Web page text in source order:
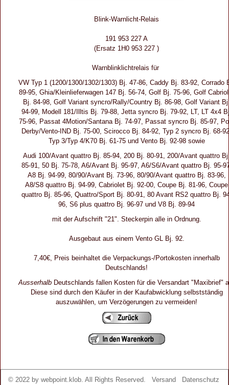
Blink-Warnlicht-Relais
191 953 227 A
(Ersatz 1H0 953 227 )
Warnblinklichtrelais für
VW Typ 1 (1200/1300/1302/1303) Bj. 47-86, Caddy Bj. 83-92, Corrado
89-95, Ghia/Kleinlieferwagen 147 Bj. 56-74, Golf Bj. 75-96, Golf
Bj. 84-98, Golf Variant syncro/Rally/Country Bj. 86-98, Golf Variant
94-99, Modell 181/Illtis Bj. 79-88, Jetta syncro Bj. 79-92, LT, LT 4x4
75-96, Passat 4Motion/Santana Bj. 74-97, Passat syncro Bj. 85-97,
Derby/Vento-IND Bj. 75-00, Scirocco Bj. 84-92, Typ 2 syncro Bj. 68-
Typ 3/Typ 4/K70 Bj. 61-75 und Vento Bj. 92-98 sowie
Audi 100/Avant quattro Bj. 85-94, 200 Bj. 80-91, 200/Avant quattro
85-91, 50 Bj. 75-78, A6/Avant Bj. 95-97, A6/S6/Avant quattro Bj. 95-
A8 Bj. 94-99, 80/90/Avant Bj. 73-96, 80/90/Avant quattro Bj. 83-96,
A8/S8 quattro Bj. 94-99, Cabriolet Bj. 92-00, Coupe Bj. 81-96, Coupe
quattro Bj. 85-96, Quattro/Sport Bj. 80-91, 80 Avant RS2 quattro Bj.
96, S6 plus quattro Bj. 96-97 und V8 Bj. 89-94
mit der Aufschrift "21". Steckerpin alle in Ordnung.
Ausgebaut aus einem Vento GL Bj. 92.
7,40€, Preis beinhaltet die Verpackungs-/Portokosten innerhalb
Deutschlands!
Ausserhalb Deutschlands fallen Kosten für die Versandart "Maxibrief"
Diese sind durch den Käufer in der Kaufabwicklung selbstständig
auszuwählen, um Verzögerungen zu vermeiden!
© 2022 by webpoint.klob. All Rights Reserved. Versand Datenschutz